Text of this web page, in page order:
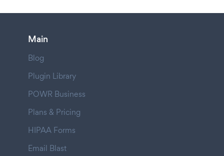
Main
Blog
Plugin Library
POWR Business
Plans & Pricing
HIPAA Forms
Email Blast